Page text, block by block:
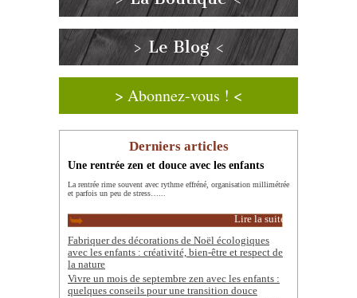
> Le Blog <
> Abonnez-vous ! <
Derniers articles
Une rentrée zen et douce avec les enfants
La rentrée rime souvent avec rythme effréné, organisation millimétrée
et parfois un peu de stress…...
Lire la suite
Fabriquer des décorations de Noël écologiques
avec les enfants : créativité, bien-être et respect de
la nature
Vivre un mois de septembre zen avec les enfants :
quelques conseils pour une transition douce